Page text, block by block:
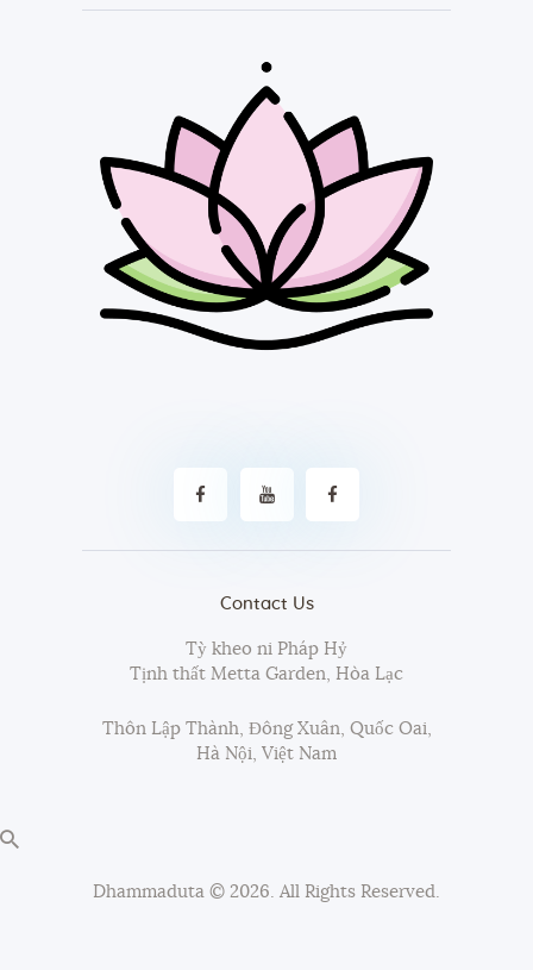
Contact Us
Tỳ kheo ni Pháp Hỷ
Tịnh thất Metta Garden, Hòa Lạc
Thôn Lập Thành, Đông Xuân, Quốc Oai,
Hà Nội, Việt Nam
Dhammaduta © 2026. All Rights Reserved.